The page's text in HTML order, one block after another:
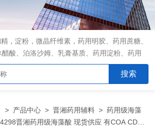
，淀粉，微晶纤维素，药用明胶、药用蔗糖、
酸、泊洛沙姆、乳膏基质、药用淀粉、药用
烯酸树脂系列、羧甲基淀粉钠、羧甲基纤维素
露醇、羟丙纤维素、羟丙基甲基纤维素、乳糖、
基纤维素钠、聚乙二醇（PEG）系列、二氧化
、十八醇、十六醇、预交化淀粉、微晶纤维素、
素，三氯蔗糖，麝香草酚，药用蜂蜜，
> 产品中心 >晋湘药用辅料 >药用级海藻
晋湘药用级海藻酸 现货供应 有COA CDE